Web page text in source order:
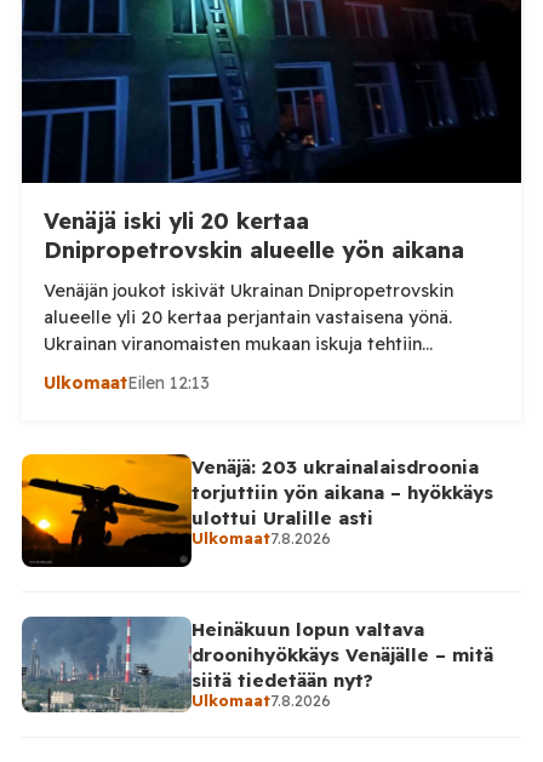
Venäjä iski yli 20 kertaa
Dnipropetrovskin alueelle yön aikana
Venäjän joukot iskivät Ukrainan Dnipropetrovskin
alueelle yli 20 kertaa perjantain vastaisena yönä.
Ukrainan viranomaisten mukaan iskuja tehtiin
drooneilla ja tykistöllä viidelle eri alueelle.
kertoi perjantaiaamuna 7. elokuuta julkaisemassaan
Telegram-päivityksessä, että Venäjän joukot
hyökkäsivät yön aikana yli 20 kertaa viidelle alueelle.
Nikopolin alueella iskuja kohdistui Nikopolin
kaupunkiin sekä […]
UlkomaatEilen 12:13
Venäjä: 203 ukrainalaisdroonia
torjuttiin yön aikana – hyökkäys
ulottui Uralille asti
Ulkomaat7.8.2026
Heinäkuun lopun valtava
droonihyökkäys Venäjälle – mitä
siitä tiedetään nyt?
Ulkomaat7.8.2026